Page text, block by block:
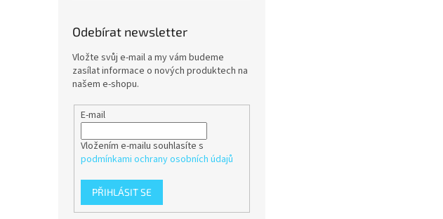
Odebírat newsletter
Vložte svůj e-mail a my vám budeme
zasílat informace o nových produktech na
našem e-shopu.
E-mail
Vložením e-mailu souhlasíte s
podmínkami ochrany osobních údajů
PŘIHLÁSIT SE